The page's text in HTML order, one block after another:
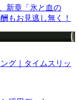
新章「氷と血の
もお見逃し無く！
グ｜タイムスリッ